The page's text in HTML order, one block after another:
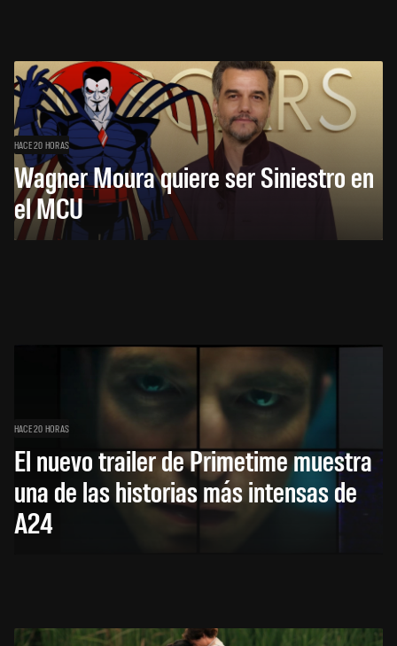
HACE 20 HORAS
Wagner Moura quiere ser Siniestro en
el MCU
HACE 20 HORAS
El nuevo trailer de Primetime muestra
una de las historias más intensas de
A24